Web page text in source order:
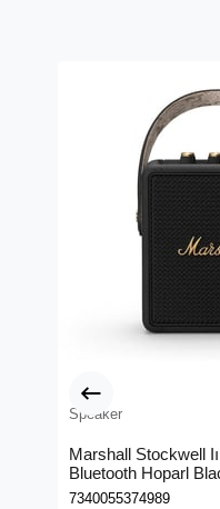
Speaker
Marshall Stockwell
Bluetooth Hoparl
Zd.1005544
7340055374989